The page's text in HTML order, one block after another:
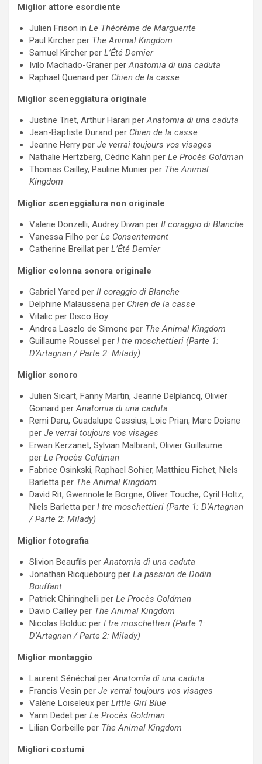
Miglior attore esordiente
Julien Frison in Le Théorème de Marguerite
Paul Kircher per The Animal Kingdom
Samuel Kircher per L’Été Dernier
Ivilo Machado-Graner perAnatomia di una caduta
Raphaël Quenard per Chien de la casse
Miglior sceneggiatura originale
Justine Triet, Arthur Harari perAnatomia di una caduta
Jean-Baptiste Durand per Chien de la casse
Jeanne Herry per Je verrai toujours vos visages
Nathalie Hertzberg, Cédric Kahn per Le Procès Goldman
Thomas Cailley, Pauline Munier per The Animal
Kingdom
Miglior sceneggiatura non originale
Valerie Donzelli, Audrey Diwan per Il coraggio di Blanche
Vanessa Filho per Le Consentement
Catherine Breillat per L’Été Dernier
Miglior colonna sonora originale
Gabriel Yared per Il coraggio di Blanche
Delphine Malaussena per Chien de la casse
Vitalic per Disco Boy
Andrea Laszlo de Simone per The Animal Kingdom
Guillaume Roussel per I tre moschettieri (Parte 1:
D’Artagnan / Parte 2: Milady)
Miglior sonoro
Julien Sicart, Fanny Martin, Jeanne Delplancq, Olivier
Goinard perAnatomia di una caduta
Remi Daru, Guadalupe Cassius, Loic Prian, Marc Doisne
per Je verrai toujours vos visages
Erwan Kerzanet, Sylvian Malbrant, Olivier Guillaume
per Le Procès Goldman
Fabrice Osinkski, Raphael Sohier, Matthieu Fichet, Niels
Barletta per The Animal Kingdom
David Rit, Gwennole le Borgne, Oliver Touche, Cyril Holtz,
Niels Barletta per I tre moschettieri (Parte 1: D’Artagnan
/ Parte 2: Milady)
Miglior fotografia
Slivion Beaufils perAnatomia di una caduta
Jonathan Ricquebourg per La passion de Dodin
Bouffant
Patrick Ghiringhelli per Le Procès Goldman
Davio Cailley per The Animal Kingdom
Nicolas Bolduc per I tre moschettieri (Parte 1:
D’Artagnan / Parte 2: Milady)
Miglior montaggio
Laurent Sénéchal perAnatomia di una caduta
Francis Vesin per Je verrai toujours vos visages
Valérie Loiseleux per Little Girl Blue
Yann Dedet per Le Procès Goldman
Lilian Corbeille per The Animal Kingdom
Migliori costumi